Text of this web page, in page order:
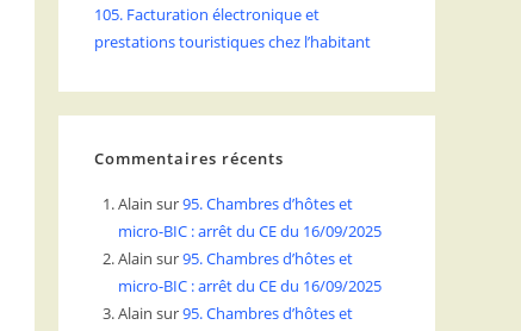
105. Facturation électronique et
prestations touristiques chez l’habitant
Commentaires récents
Alain sur95. Chambres d’hôtes et
micro-BIC : arrêt du CE du 16/09/2025
Alain sur95. Chambres d’hôtes et
micro-BIC : arrêt du CE du 16/09/2025
Alain sur95. Chambres d’hôtes et